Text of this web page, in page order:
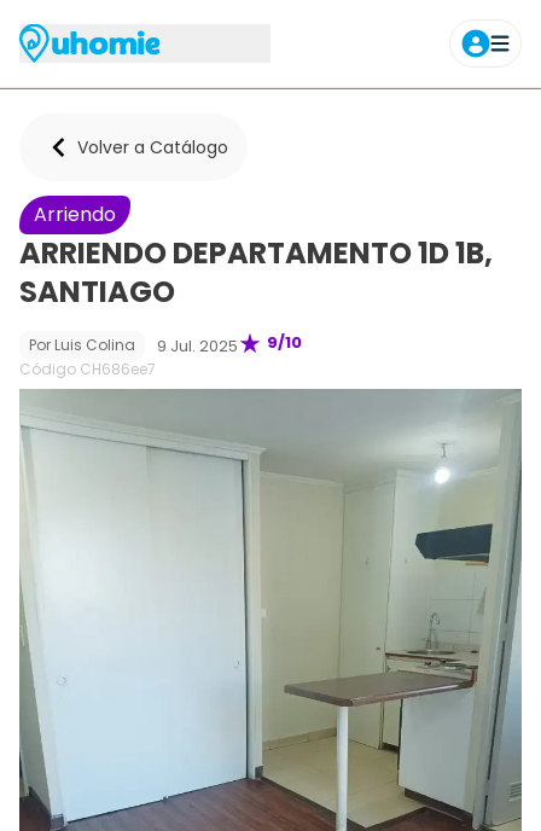
Agendar tour
Volver a Catálogo
Arriendo
ARRIENDO DEPARTAMENTO 1D 1B,
SANTIAGO
9/10
Por Luis Colina 9 Jul. 2025
Código CH686ee7